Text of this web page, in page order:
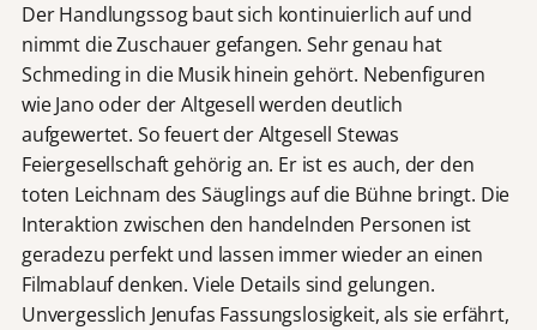
Der Handlungssog baut sich kontinuierlich auf und
nimmt die Zuschauer gefangen. Sehr genau hat
Schmeding in die Musik hinein gehört. Nebenfiguren
wie Jano oder der Altgesell werden deutlich
aufgewertet. So feuert der Altgesell Stewas
Feiergesellschaft gehörig an. Er ist es auch, der den
toten Leichnam des Säuglings auf die Bühne bringt. Die
Interaktion zwischen den handelnden Personen ist
geradezu perfekt und lassen immer wieder an einen
Filmablauf denken. Viele Details sind gelungen.
Unvergesslich Jenufas Fassungslosigkeit, als sie erfährt,